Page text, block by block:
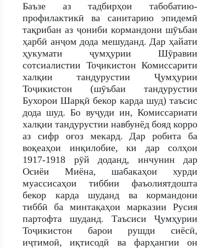
Баъзе аз тадбирҳои табобатию-
профилактикӣ ва санитарию эпидемӣ
тақрибан аз ҷониби кормандони шӯъбаи
ҳарбӣ анҷом дода мешуданд. Дар ҳайати
ҳукумати ҷумҳурии Шӯравии
сотсиалистии Тоҷикистон Комиссарити
халқии тандурустии Ҷумҳурии
Тоҷикистон (шӯъбаи тандурустии
Бухорои Шарқӣ бекор карда шуд) таъсис
дода шуд. Бо вуҷуди ин, Комиссариати
халқии тандурустии навбунёд бояд корро
аз сифр оғоз мекард. Дар робита ба
воқеаҳои инқилобие, ки дар солҳои
1917-1918 рӯй доданд, инчунин дар
Осиёи Миёна, шабакаҳои хурди
муассисаҳои тиббии фаъолиятдошта
бекор карда шуданд ва кормандони
тиббӣ ба минтақаҳои марказии Русия
партофта шуданд. Таъсиси Ҷумҳурии
Тоҷикистон барои рушди сиёсӣ,
иҷтимоӣ, иқтисодӣ ва фарҳангии он